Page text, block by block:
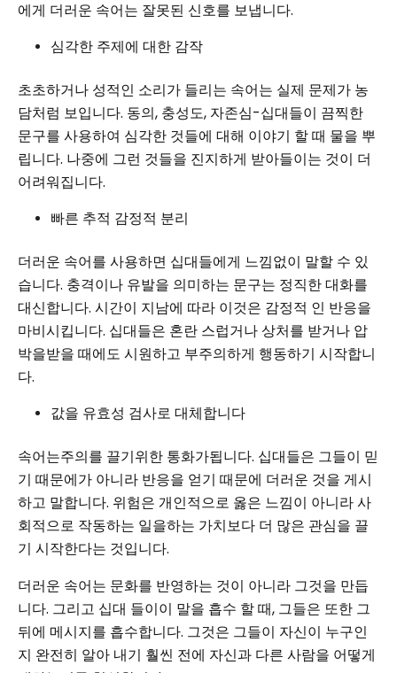
에게 더러운 속어는 잘못된 신호를 보냅니다.
심각한 주제에 대한 감작
초초하거나 성적인 소리가 들리는 속어는 실제 문제가 농
담처럼 보입니다. 동의, 충성도, 자존심-십대들이 끔찍한
문구를 사용하여 심각한 것들에 대해 이야기 할 때 물을 뿌
립니다. 나중에 그런 것들을 진지하게 받아들이는 것이 더
어려워집니다.
빠른 추적 감정적 분리
더러운 속어를 사용하면 십대들에게 느낌없이 말할 수 있
습니다. 충격이나 유발을 의미하는 문구는 정직한 대화를
대신합니다. 시간이 지남에 따라 이것은 감정적 인 반응을
마비시킵니다. 십대들은 혼란 스럽거나 상처를 받거나 압
박을받을 때에도 시원하고 부주의하게 행동하기 시작합니
다.
값을 유효성 검사로 대체합니다
속어는주의를 끌기위한 통화가됩니다. 십대들은 그들이 믿
기 때문에가 아니라 반응을 얻기 때문에 더러운 것을 게시
하고 말합니다. 위험은 개인적으로 옳은 느낌이 아니라 사
회적으로 작동하는 일을하는 가치보다 더 많은 관심을 끌
기 시작한다는 것입니다.
더러운 속어는 문화를 반영하는 것이 아니라 그것을 만듭
니다. 그리고 십대 들이이 말을 흡수 할 때, 그들은 또한 그
뒤에 메시지를 흡수합니다. 그것은 그들이 자신이 누구인
지 완전히 알아 내기 훨씬 전에 자신과 다른 사람을 어떻게